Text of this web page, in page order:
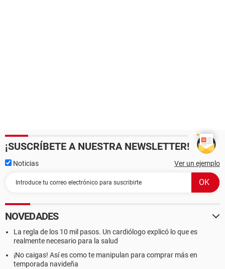
¡SUSCRÍBETE A NUESTRA NEWSLETTER!
Noticias Ver un ejemplo
NOVEDADES
La regla de los 10 mil pasos. Un cardiólogo explicó lo que es
realmente necesario para la salud
¡No caigas! Así es como te manipulan para comprar más en
temporada navideña